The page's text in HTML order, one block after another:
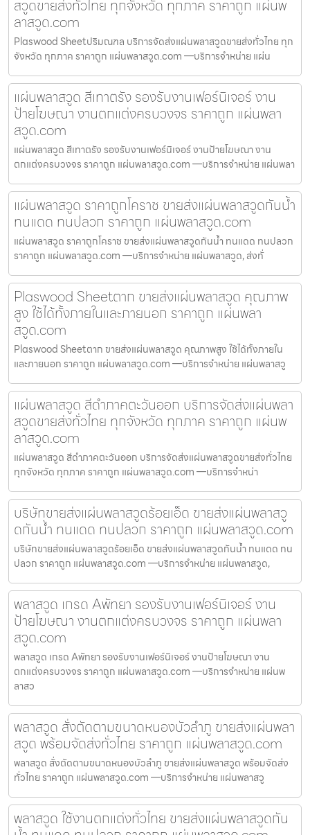
สวูดขายส่งทั่วไทย ทุกจังหวัด ทุกภาค ราคาถูก แผ่นพ
ลาสวูด.com
Plaswood Sheetปริมณฑล บริการจัดส่งแผ่นพลาสวูดขายส่งทั่วไทย ทุก
จังหวัด ทุกภาค ราคาถูก แผ่นพลาสวูด.com —บริการจำหน่าย แผ่น
แผ่นพลาสวูด สีเทาตรัง รองรับงานเฟอร์นิเจอร์ งาน
ป้ายโฆษณา งานตกแต่งครบวงจร ราคาถูก แผ่นพลา
สวูด.com
แผ่นพลาสวูด สีเทาตรัง รองรับงานเฟอร์นิเจอร์ งานป้ายโฆษณา งาน
ตกแต่งครบวงจร ราคาถูก แผ่นพลาสวูด.com —บริการจำหน่าย แผ่นพลา
แผ่นพลาสวูด ราคาถูกโคราช ขายส่งแผ่นพลาสวูดกันน้ำ
ทนแดด ทนปลวก ราคาถูก แผ่นพลาสวูด.com
แผ่นพลาสวูด ราคาถูกโคราช ขายส่งแผ่นพลาสวูดกันน้ำ ทนแดด ทนปลวก
ราคาถูก แผ่นพลาสวูด.com —บริการจำหน่าย แผ่นพลาสวูด, ส่งทั่
Plaswood Sheetตาก ขายส่งแผ่นพลาสวูด คุณภาพ
สูง ใช้ได้ทั้งภายในและภายนอก ราคาถูก แผ่นพลา
สวูด.com
Plaswood Sheetตาก ขายส่งแผ่นพลาสวูด คุณภาพสูง ใช้ได้ทั้งภายใน
และภายนอก ราคาถูก แผ่นพลาสวูด.com —บริการจำหน่าย แผ่นพลาสวู
แผ่นพลาสวูด สีดำภาคตะวันออก บริการจัดส่งแผ่นพลา
สวูดขายส่งทั่วไทย ทุกจังหวัด ทุกภาค ราคาถูก แผ่นพ
ลาสวูด.com
แผ่นพลาสวูด สีดำภาคตะวันออก บริการจัดส่งแผ่นพลาสวูดขายส่งทั่วไทย
ทุกจังหวัด ทุกภาค ราคาถูก แผ่นพลาสวูด.com —บริการจำหน่า
บริษัทขายส่งแผ่นพลาสวูดร้อยเอ็ด ขายส่งแผ่นพลาสวู
ดกันน้ำ ทนแดด ทนปลวก ราคาถูก แผ่นพลาสวูด.com
บริษัทขายส่งแผ่นพลาสวูดร้อยเอ็ด ขายส่งแผ่นพลาสวูดกันน้ำ ทนแดด ทน
ปลวก ราคาถูก แผ่นพลาสวูด.com —บริการจำหน่าย แผ่นพลาสวูด,
พลาสวูด เกรด Aพัทยา รองรับงานเฟอร์นิเจอร์ งาน
ป้ายโฆษณา งานตกแต่งครบวงจร ราคาถูก แผ่นพลา
สวูด.com
พลาสวูด เกรด Aพัทยา รองรับงานเฟอร์นิเจอร์ งานป้ายโฆษณา งาน
ตกแต่งครบวงจร ราคาถูก แผ่นพลาสวูด.com —บริการจำหน่าย แผ่นพ
ลาสว
พลาสวูด สั่งตัดตามขนาดหนองบัวลำภู ขายส่งแผ่นพลา
สวูด พร้อมจัดส่งทั่วไทย ราคาถูก แผ่นพลาสวูด.com
พลาสวูด สั่งตัดตามขนาดหนองบัวลำภู ขายส่งแผ่นพลาสวูด พร้อมจัดส่ง
ทั่วไทย ราคาถูก แผ่นพลาสวูด.com —บริการจำหน่าย แผ่นพลาสวู
พลาสวูด ใช้งานตกแต่งทั่วไทย ขายส่งแผ่นพลาสวูดกัน